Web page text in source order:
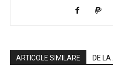
ARTICOLE SIMILARE DE